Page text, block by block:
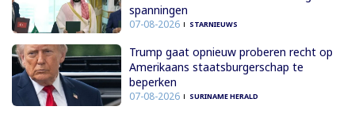
spanningen
07-08-2026 STARNIEUWS
Trump gaat opnieuw proberen recht op
Amerikaans staatsburgerschap te
beperken
07-08-2026 SURINAME HERALD